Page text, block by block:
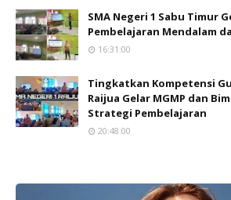
SMA Negeri 1 Sabu Timur
Pembelajaran Mendalam
16:31:00
Tingkatkan Kompetensi
Raijua Gelar MGMP dan
Strategi Pembelajaran
20:48:00